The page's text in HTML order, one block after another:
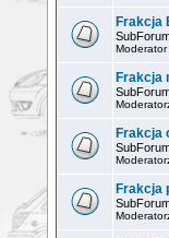
Frakcja
Moderator
Frakcja
Frakcja
Frakcja